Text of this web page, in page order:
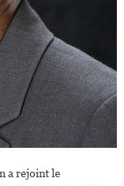
a rejoint le